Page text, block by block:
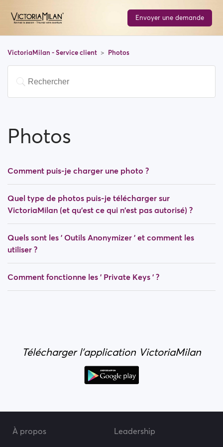
Envoyer une demande
VictoriaMilan - Service client Photos
Photos
Comment puis-je charger une photo ?
Quel type de photos puis-je télécharger sur
VictoriaMilan (et qu'est ce qui n'est pas autorisé) ?
Quels sont les ' Outils Anonymizer ' et comment les
utiliser ?
Comment fonctionne les ' Private Keys ' ?
Télécharger l'application VictoriaMilan
À propos
Leadership